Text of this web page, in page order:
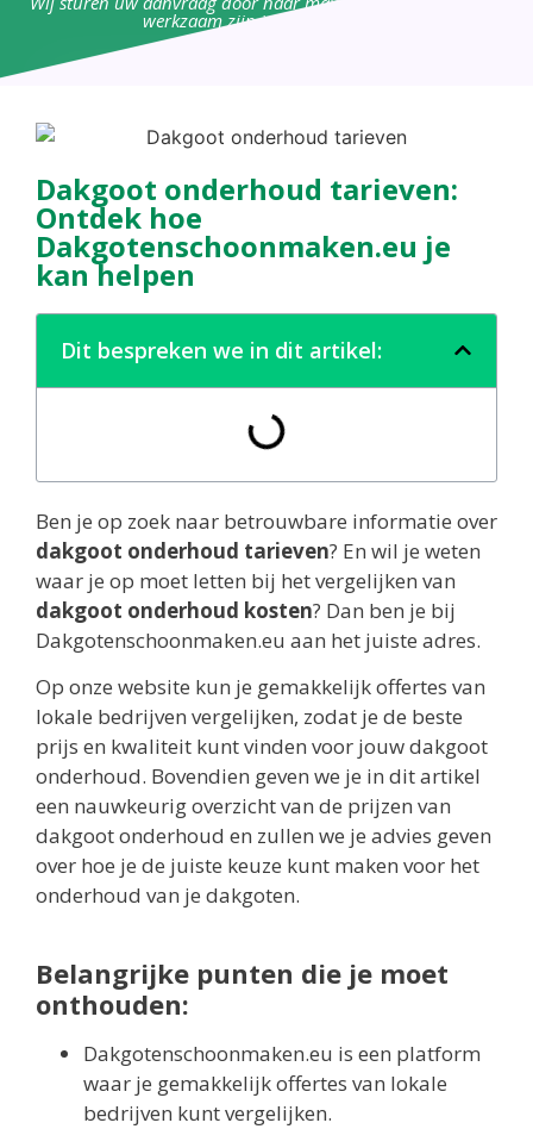
werkzaam zijn in uw omgeving.
Dakgoot onderhoud tarieven:
Ontdek hoe
Dakgotenschoonmaken.eu je
kan helpen
Dit bespreken we in dit artikel:
Ben je op zoek naar betrouwbare informatie over
dakgoot onderhoud tarieven? En wil je weten
waar je op moet letten bij het vergelijken van
dakgoot onderhoud kosten? Dan ben je bij
Dakgotenschoonmaken.eu aan het juiste adres.
Op onze website kun je gemakkelijk offertes van
lokale bedrijven vergelijken, zodat je de beste
prijs en kwaliteit kunt vinden voor jouw dakgoot
onderhoud. Bovendien geven we je in dit artikel
een nauwkeurig overzicht van de prijzen van
dakgoot onderhoud en zullen we je advies geven
over hoe je de juiste keuze kunt maken voor het
onderhoud van je dakgoten.
Belangrijke punten die je moet
onthouden:
Dakgotenschoonmaken.eu is een platform
waar je gemakkelijk offertes van lokale
bedrijven kunt vergelijken.